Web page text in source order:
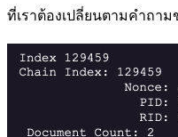
ที่เราต้องเปลี่ยนตามคำถา